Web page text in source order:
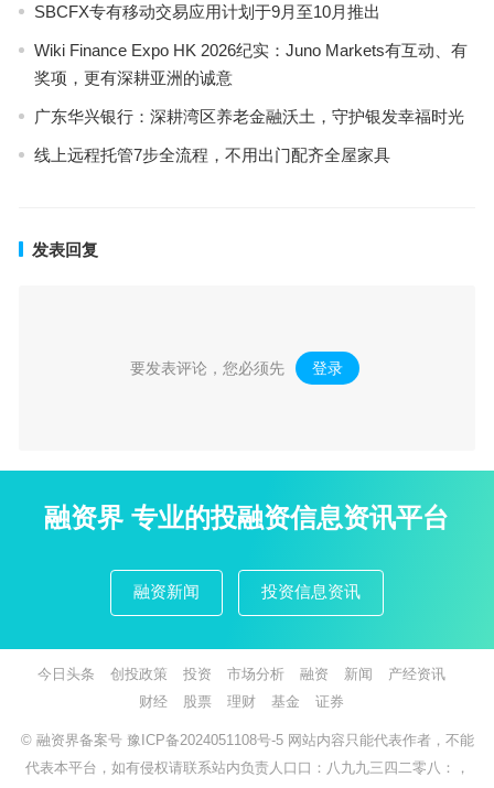
SBCFX专有移动交易应用计划于9月至10月推出
Wiki Finance Expo HK 2026纪实：Juno Markets有互动、有
奖项，更有深耕亚洲的诚意
广东华兴银行：深耕湾区养老金融沃土，守护银发幸福时光
线上远程托管7步全流程，不用出门配齐全屋家具
发表回复
要发表评论，您必须先 登录 。
融资界 专业的投融资信息资讯平台
融资新闻 投资信息资讯
今日头条 创投政策 投资 市场分析 融资 新闻
产经资讯
财经
股票 理财 基金 证券
© 融资界备案号 豫ICP备2024051108号-5 网站内容只能代表作者，不能
代表本平台，如有侵权请联系站内负责人口口：八九九三四二零八：，